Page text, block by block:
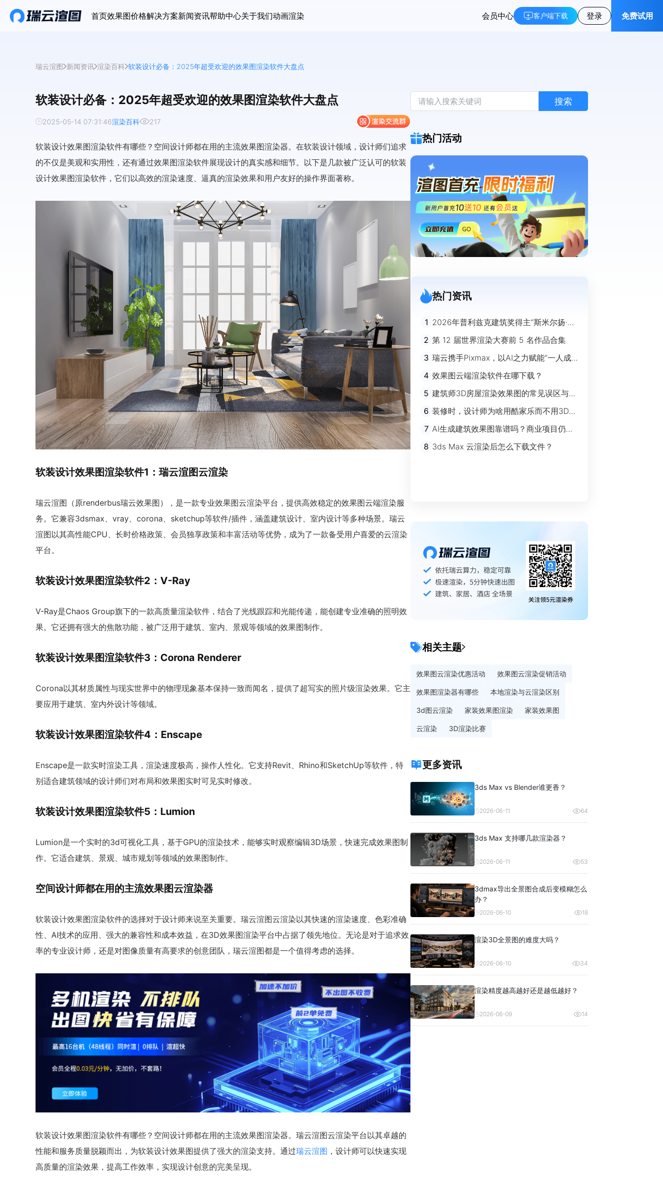
首页效果图价格解决方案新闻资讯帮助中心关于我们动画渲染 会员中心 客户端下载 登录 免费试用
瑞云渲图 新闻资讯 渲染百科 软装设计必备：2025年超受欢迎的效果图渲染软件大盘点
软装设计必备：2025年超受欢迎的效果图渲染软件大盘点
2025-05-14 07:31:46渲染百科 217
软装设计效果图渲染软件有哪些？空间设计师都在用的主流效果图渲染器。在软装设计领域，设计师们追求
的不仅是美观和实用性，还有通过效果图渲染软件展现设计的真实感和细节。以下是几款被广泛认可的软装
设计效果图渲染软件，它们以高效的渲染速度、逼真的渲染效果和用户友好的操作界面著称。
软装设计效果图渲染软件1：瑞云渲图云渲染
瑞云渲图（原renderbus瑞云效果图），是一款专业效果图云渲染平台，提供高效稳定的效果图云端渲染服
务。它兼容3dsmax、vray、corona、sketchup等软件/插件，涵盖建筑设计、室内设计等多种场景。瑞云
渲图以其高性能CPU、长时价格政策、会员独享政策和丰富活动等优势，成为了一款备受用户喜爱的云渲染
平台。
软装设计效果图渲染软件2：V-Ray
V-Ray是Chaos Group旗下的一款高质量渲染软件，结合了光线跟踪和光能传递，能创建专业准确的照明效
果。它还拥有强大的焦散功能，被广泛用于建筑、室内、景观等领域的效果图制作。
软装设计效果图渲染软件3：Corona Renderer
Corona以其材质属性与现实世界中的物理现象基本保持一致而闻名，提供了超写实的照片级渲染效果。它主
要应用于建筑、室内外设计等领域。
软装设计效果图渲染软件4：Enscape
Enscape是一款实时渲染工具，渲染速度极高，操作人性化。它支持Revit、Rhino和SketchUp等软件，特
别适合建筑领域的设计师们对布局和效果图实时可见实时修改。
软装设计效果图渲染软件5：Lumion
Lumion是一个实时的3d可视化工具，基于GPU的渲染技术，能够实时观察编辑3D场景，快速完成效果图制
作。它适合建筑、景观、城市规划等领域的效果图制作。
空间设计师都在用的主流效果图云渲染器
软装设计效果图渲染软件的选择对于设计师来说至关重要。瑞云渲图云渲染以其快速的渲染速度、色彩准确
性、AI技术的应用、强大的兼容性和成本效益，在3D效果图渲染平台中占据了领先地位。无论是对于追求效
率的专业设计师，还是对图像质量有高要求的创意团队，瑞云渲图都是一个值得考虑的选择。
软装设计效果图渲染软件有哪些？空间设计师都在用的主流效果图渲染器。瑞云渲图云渲染平台以其卓越的
性能和服务质量脱颖而出，为软装设计效果图提供了强大的渲染支持。通过瑞云渲图 ，设计师可以快速实现
高质量的渲染效果，提高工作效率，实现设计创意的完美呈现。
搜索
热门活动
热门资讯
1 2026年普利兹克建筑奖得主“斯米尔扬·拉
迪奇”经典作品欣赏
2 第 12 届世界渲染大赛前 5 名作品合集
3 瑞云携手Pixmax，以AI之力赋能“一人成
4 效果图云端渲染软件在哪下载？
5 建筑师3D房屋渲染效果图的常见误区与规
避指南
6 装修时，设计师为啥用酷家乐而不用3Ds
max？
7 AI生成建筑效果图靠谱吗？商业项目仍离
不开传统渲染
8 3ds Max 云渲染后怎么下载文件？
相关主题
效果图云渲染优惠活动 效果图云渲染促销活动
效果图渲染器有哪些 本地渲染与云渲染区别
3d图云渲染 家装效果图渲染 家装效果图
云渲染 3D渲染比赛
更多资讯
3ds Max vs Blender谁更香？
2026-06-11 64
3ds Max 支持哪几款渲染器？
2026-06-11 53
3dmax导出全景图合成后变模糊怎么
办？
2026-06-10 18
渲染3D全景图的难度大吗？
2026-06-10 34
渲染精度越高越好还是越低越好？
2026-06-09 14